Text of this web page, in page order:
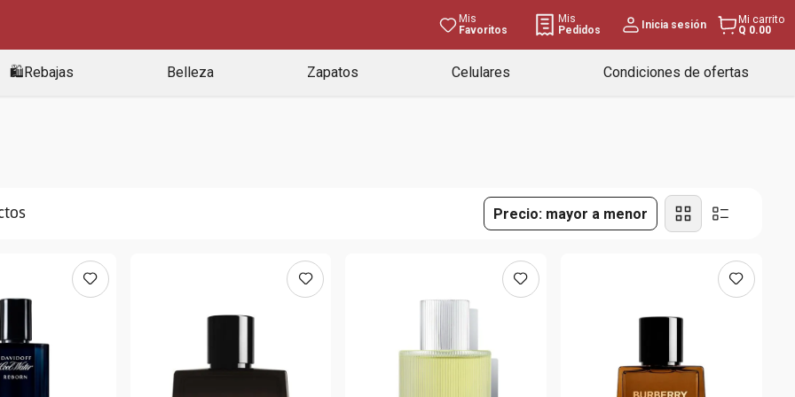
Mis
Favoritos
Mis
Pedidos
Inicia sesión
Mi carrito
Q 0.00
🛍️Rebajas Belleza Zapatos Celulares Condiciones de ofertas
Precio: mayor a menor